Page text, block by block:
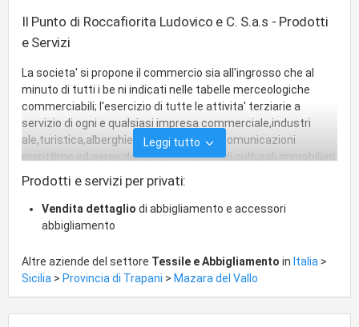
Il Punto di Roccafiorita Ludovico e C. S.a.s - Prodotti
e Servizi
La societa' si propone il commercio sia all'ingrosso che al
minuto di tutti i be ni indicati nelle tabelle merceologiche
commerciabili; l'esercizio di tutte le attivita' terziarie a
servizio di ogni e qualsiasi impresa commerciale,industri
ale,turistica,alberghiera,dei trasporti e comunicazioni
marittime ed aeree;dell' attivita' editoriali,culturali immobiliari
e finanziarie; assumere rappresentanz e con o senza
depositi e uqnat'altro previsto dallo statuto sociale. Attivita'
esercitata: commercio al minuto dei generi compresi nelle
tabelle merceologic he: ix - X - Xi - Xii e xiv .
Leggi tutto
Prodotti e servizi per privati:
Vendita dettaglio di abbigliamento e accessori
abbigliamento
Altre aziende del settore Tessile e Abbigliamento in Italia >
Sicilia > Provincia di Trapani > Mazara del Vallo